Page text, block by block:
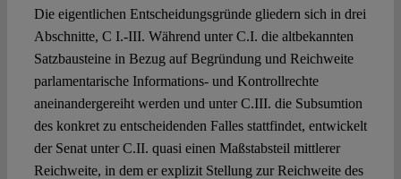
Die eigentlichen Entscheidungsgründe gliedern sich in drei
Abschnitte, C I.-III. Während unter C.I. die altbekannten
Satzbausteine in Bezug auf Begründung und Reichweite
parlamentarische Informations- und Kontrollrechte
aneinandergereiht werden und unter C.III. die Subsumtion
des konkret zu entscheidenden Falles stattfindet, entwickelt
der Senat unter C.II. quasi einen Maßstabsteil mittlerer
Reichweite, in dem er explizit Stellung zur Reichweite des